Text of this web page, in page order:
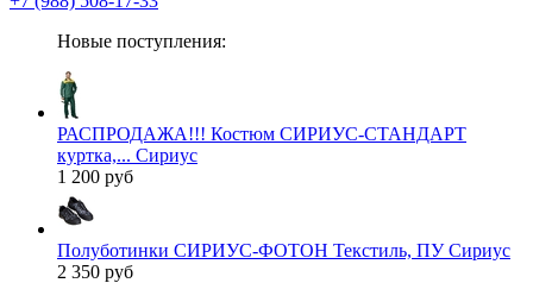
Новые поступления:
РАСПРОДАЖА!!! Костюм СИРИУС-СТАНДАРТ
куртка,... Сириус
1 200 руб
Полуботинки СИРИУС-ФОТОН Текстиль, ПУ Сириус
2 350 руб